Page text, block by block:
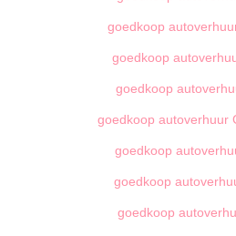
goedkoop
goedkoop
goedkoop
goedkoop autoverhuur
goedkoop
goedkoop
goedkoop